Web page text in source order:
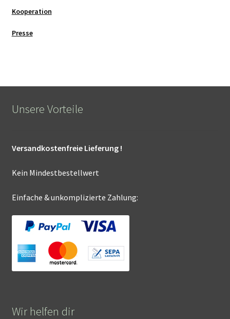
Kooperation
Presse
Unsere Vorteile
Versandkostenfreie Lieferung !
Kein Mindestbestellwert
Einfache & unkomplizierte Zahlung:
Wir helfen dir